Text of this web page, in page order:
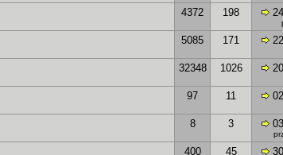
4372 198
5085 171
32348 1026
97 11
8 3
400 45